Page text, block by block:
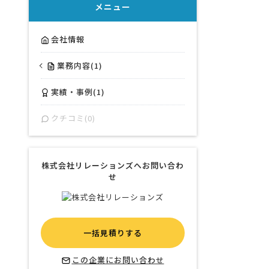
メニュー
会社情報
業務内容(1)
実績・事例(1)
クチコミ(0)
株式会社リレーションズへお問い合わ
せ
一括見積りする
この企業にお問い合わせ